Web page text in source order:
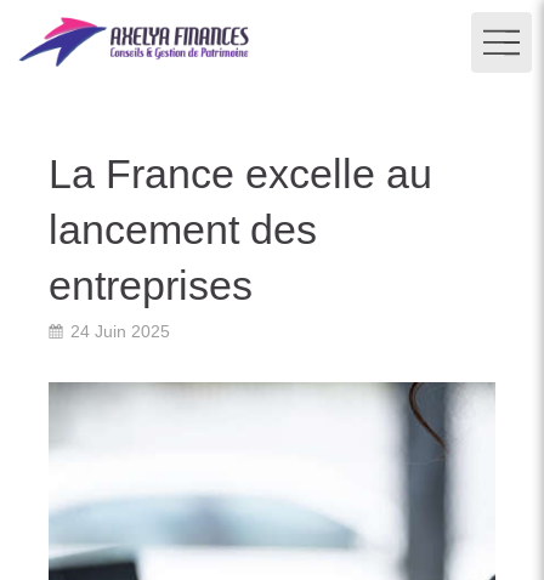
La France excelle au
lancement des
entreprises
24 Juin 2025